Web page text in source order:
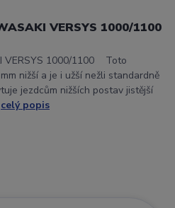
VERSYS 1000/1100
VERSYS 1000/1100 Toto
nižší a je i užší nežli standardně
jezdcům nižších postav jistější
celý popis